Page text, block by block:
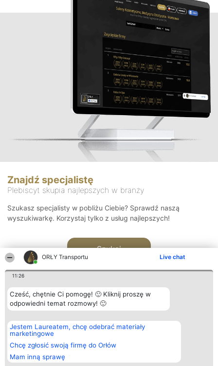
ORŁY Transportu Live chat
11:26
Cześć, chętnie Ci pomogę! 🙂 Kliknij proszę w
odpowiedni temat rozmowy! 🙂
Jestem Laureatem, chcę odebrać materiały
marketingowe
Chcę zgłosić swoją firmę do Orłów
Mam inną sprawę
Znajdź specjalistę
Plebiscyt skupia najlepszych w branży
Szukasz specjalisty w pobliżu Ciebie? Sprawdź naszą
wyszukiwarkę. Korzystaj tylko z usług najlepszych!
Szukaj
Organizator plebiscytu
Bright Side Solutions sp. z o.
o. sp. k.
ul. Ruska 22
Wrocław 50-079
KRS 0000749100 | Regon
381313360 | NIP 8943132676
Plebiscyt
Laureaci
wszystkich
Laureatów
Regulamin
Kontakt
Kontakt